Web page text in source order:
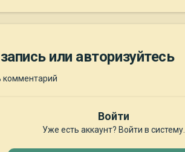
или авторизуйтесь
комментарий
Войти
Уже есть аккаунт? Войти в систему.